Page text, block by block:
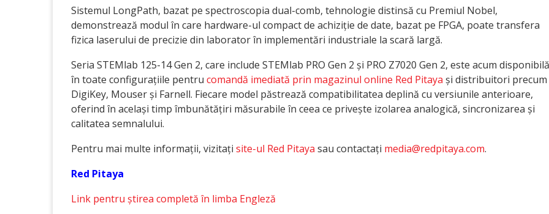
Sistemul LongPath, bazat pe spectroscopia dual-comb, tehnologie distinsă cu Premiul Nobel,
demonstrează modul în care hardware-ul compact de achiziție de date, bazat pe FPGA, poate transfera
fizica laserului de precizie din laborator în implementări industriale la scară largă.
Seria STEMlab 125-14 Gen 2, care include STEMlab PRO Gen 2 și PRO Z7020 Gen 2, este acum disponibilă
în toate configurațiile pentru comandă imediată prin magazinul online Red Pitaya și distribuitori precum
DigiKey, Mouser și Farnell. Fiecare model păstrează compatibilitatea deplină cu versiunile anterioare,
oferind în același timp îmbunătățiri măsurabile în ceea ce privește izolarea analogică, sincronizarea și
calitatea semnalului.
Pentru mai multe informații, vizitați site-ul Red Pitaya sau contactați media@redpitaya.com.
Red Pitaya
Link pentru știrea completă în limba Engleză